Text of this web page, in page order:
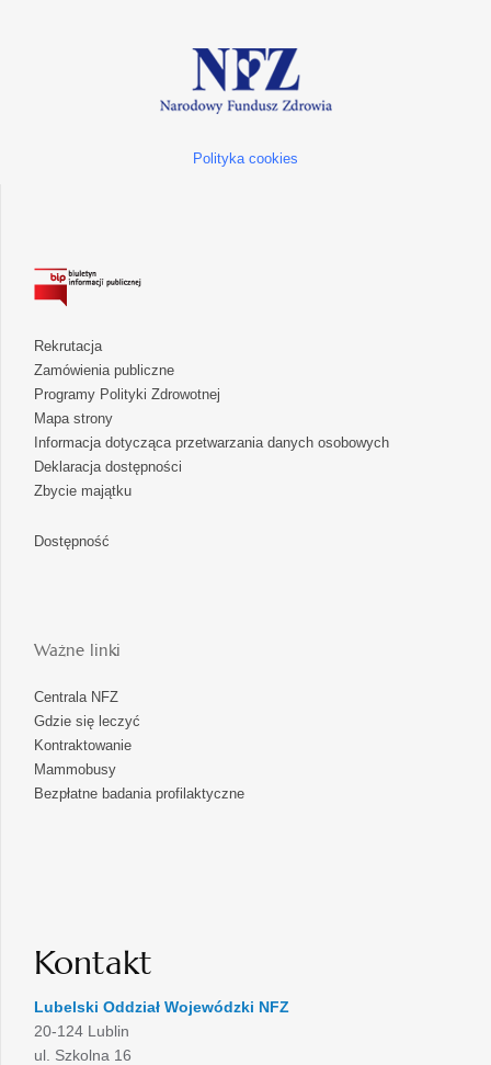
Polityka cookies
Rekrutacja
Zamówienia publiczne
Programy Polityki Zdrowotnej
Mapa strony
Informacja dotycząca przetwarzania danych osobowych
Deklaracja dostępności
Zbycie majątku
Dostępność
Ważne linki
Centrala NFZ
Gdzie się leczyć
Kontraktowanie
Mammobusy
Bezpłatne badania profilaktyczne
Kontakt
Lubelski Oddział Wojewódzki NFZ
20-124 Lublin
ul. Szkolna 16